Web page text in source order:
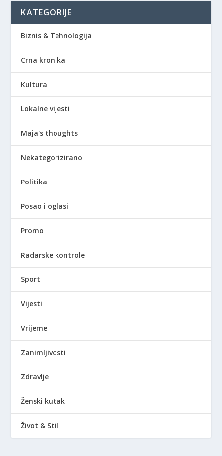
KATEGORIJE
Biznis & Tehnologija
Crna kronika
Kultura
Lokalne vijesti
Maja's thoughts
Nekategorizirano
Politika
Posao i oglasi
Promo
Radarske kontrole
Sport
Vijesti
Vrijeme
Zanimljivosti
Zdravlje
Ženski kutak
Život & Stil